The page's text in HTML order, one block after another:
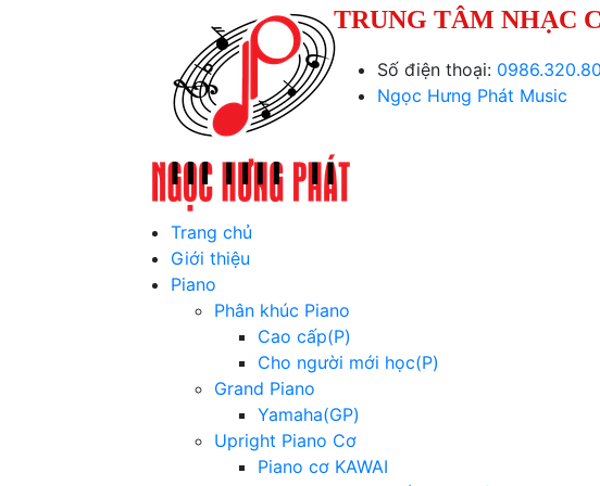
TRUNG TÂM NHẠC
Số điện thoại:
Ngọc Hưng Phát Music
Trang chủ
Giới thiệu
Piano
Phân khúc Piano
Cao cấp(P)
Cho người mới học(P)
Grand Piano
Yamaha(GP)
Upright Piano Cơ
Piano cơ KAWAI